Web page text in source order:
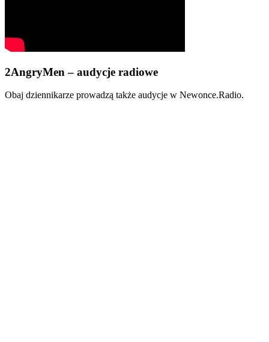
2AngryMen – audycje radiowe
Obaj dziennikarze prowadzą także audycje w Newonce.Radio.